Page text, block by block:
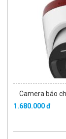
Camera báo
1.680.000 đ